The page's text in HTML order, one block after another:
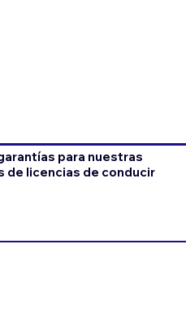
para nuestras
licencias de conducir